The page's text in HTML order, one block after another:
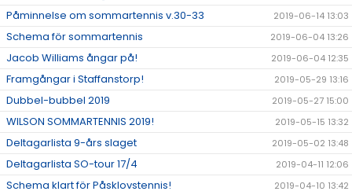
Påminnelse om sommartennis v.30-33 2019-06-14 13:03
Schema för sommartennis 2019-06-04 13:26
Jacob Williams ångar på! 2019-06-04 12:35
Framgångar i Staffanstorp! 2019-05-29 13:16
Dubbel-bubbel 2019 2019-05-27 15:00
WILSON SOMMARTENNIS 2019! 2019-05-15 13:32
Deltagarlista 9-års slaget 2019-05-02 13:48
Deltagarlista SO-tour 17/4 2019-04-11 12:06
Schema klart för Påsklovstennis! 2019-04-10 13:42